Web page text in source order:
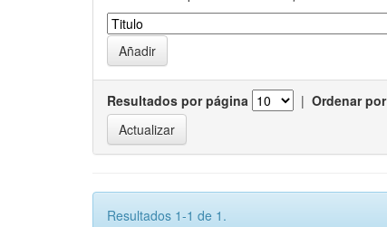
Resultados por página | Ordenar por
Resultados 1-1 de 1.